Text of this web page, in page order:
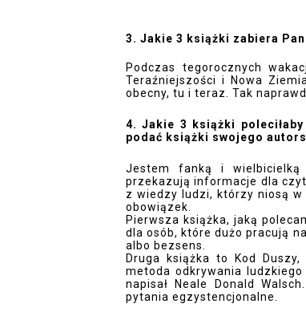
3. Jakie 3 książki zabiera
Podczas tegorocznych
Teraźniejszości i Nowa
obecny, tu i teraz. Tak
4. Jakie 3 książki
podać książki swojego
Jestem fanką i wielbicielką
przekazują informacje dla
z wiedzy ludzi, którzy niosą w
obowiązek.
Pierwsza książka, jaką
dla osób, które dużo pracują
albo bezsens.
Druga książka to Kod
metoda odkrywania
napisał Neale Donald
pytania egzystencjonalne.